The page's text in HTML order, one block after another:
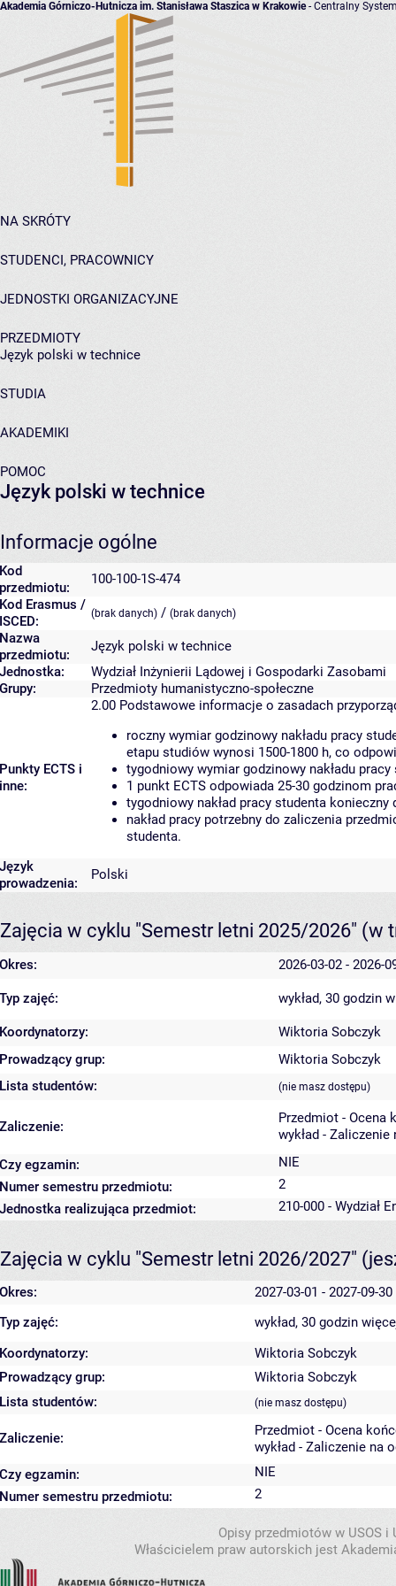
Akademia Górniczo-Hutnicza im. Stanisława Staszica w Krakowie- Centralny
NA SKRÓTY
STUDENCI, PRACOWNICY
JEDNOSTKI ORGANIZACYJNE
PRZEDMIOTY
Język polski w technice
STUDIA
AKADEMIKI
POMOC
Język polski w technice
Informacje ogólne
Kod
przedmiotu:
100-100-1S-474
Kod Erasmus /
ISCED:
(brak danych) / (brak danych)
Nazwa
przedmiotu:
Język polski w technice
Jednostka:
Wydział Inżynierii Lądowej i Gospodarki Zasobami
Grupy:
Przedmioty humanistyczno-społeczne
Punkty ECTS i
inne:
2.00 Podstawowe informacje o zasadach
roczny wymiar godzinowy nakładu pracy
etapu studiów wynosi 1500-1800 h, co
tygodniowy wymiar godzinowy nakładu
1 punkt ECTS odpowiada 25-30 godzinom
tygodniowy nakład pracy studenta
nakład pracy potrzebny do zaliczenia
studenta.
Język
prowadzenia:
Polski
Zajęcia w cyklu "Semestr letni 2025/2026" (w
Okres: 2026-03-02 - 2026-
Typ zajęć: wykład, 30 godzin
Koordynatorzy:
Wiktoria Sobczyk
Prowadzący grup:
Wiktoria Sobczyk
Lista studentów:
(nie masz dostępu)
Zaliczenie:
Przedmiot - Ocena
wykład - Zaliczenie
Czy egzamin:
NIE
Numer semestru przedmiotu:
2
Jednostka realizująca przedmiot:
210-000 - Wydział
Zajęcia w cyklu "Semestr letni 2026/2027"
Okres:
2027-03-01 - 2027-09-30
Typ zajęć:
wykład, 30 godzin
Koordynatorzy:
Wiktoria Sobczyk
Prowadzący grup:
Wiktoria Sobczyk
Lista studentów:
(nie masz dostępu)
Zaliczenie:
Przedmiot - Ocena
wykład - Zaliczenie na
Czy egzamin:
NIE
Numer semestru przedmiotu:
2
Opisy przedmiotów w USOS
Właścicielem praw autorskich jest